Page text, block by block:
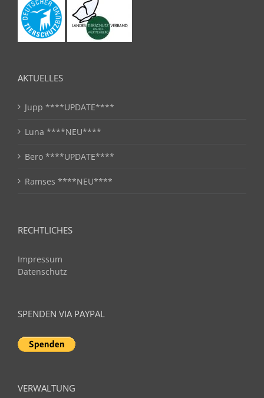
AKTUELLES
Jupp ****UPDATE****
Luna ****NEU****
Bero ****UPDATE****
Ramses ****NEU****
RECHTLICHES
Impressum
Datenschutz
SPENDEN VIA PAYPAL
VERWALTUNG